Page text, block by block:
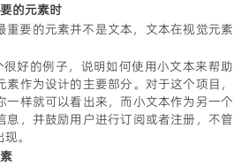
的元素时
重要的元素并不是文本，文本在视觉元素
很好的例子，说明如何使用小文本来帮助
作为设计的主要部分。对于这个项目，
一样就可以看出来，而小文本作为另一个
息，并鼓励用户进行订阅或者注册，不管
。